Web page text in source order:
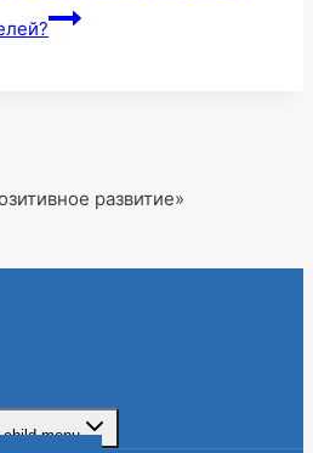
развитие»
child menu